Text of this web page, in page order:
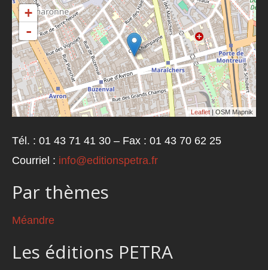
+
-
Leaflet | OSM Mapnik
Tél. : 01 43 71 41 30 – Fax : 01 43 70 62 25
Courriel : info@editionspetra.fr
Par thèmes
Méandre
Les éditions PETRA